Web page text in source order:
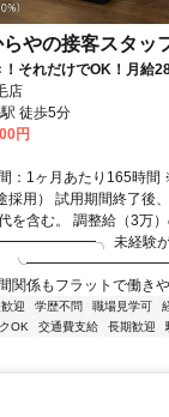
やの接客スタッ
！それだけでOK！月給
店
徒歩5分
円
：1ヶ月あたり165時
採用） 試用期間終了後
含む。 調整給（3万）
未経験が活
や」
関係もフラットで働き
迎 学歴不問 職場見学可
OK 交通費支給 長期歓迎